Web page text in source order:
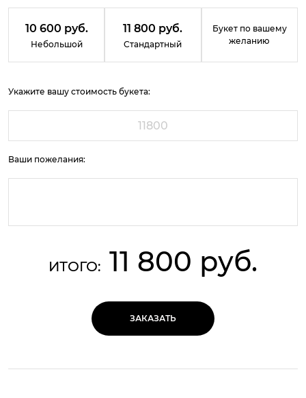
10 600 руб.
Небольшой
11 800 руб.
Стандартный
Букет по вашему
желанию
Укажите вашу стоимость букета:
Ваши пожелания:
ИТОГО: 11 800 руб.
ЗАКАЗАТЬ